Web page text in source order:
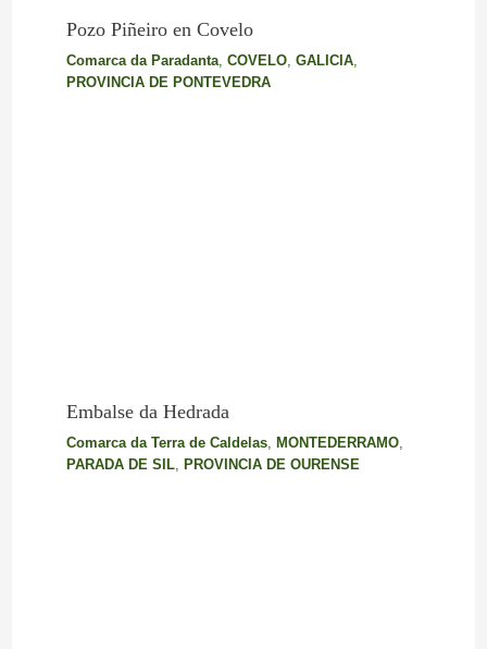
Pozo Piñeiro en Covelo
Comarca da Paradanta, COVELO, GALICIA,
PROVINCIA DE PONTEVEDRA
Embalse da Hedrada
Comarca da Terra de Caldelas, MONTEDERRAMO,
PARADA DE SIL, PROVINCIA DE OURENSE